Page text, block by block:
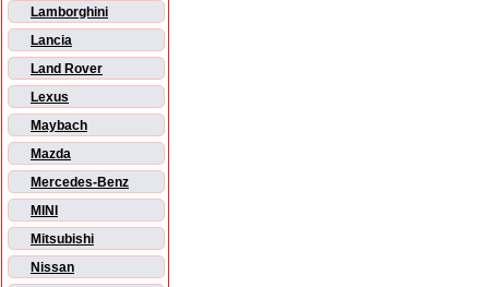
Lamborghini
Lancia
Land Rover
Lexus
Maybach
Mazda
Mercedes-Benz
MINI
Mitsubishi
Nissan